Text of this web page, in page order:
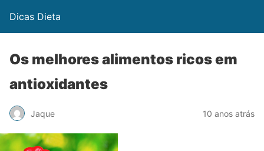
Dicas Dieta
Os melhores alimentos ricos em
antioxidantes
Jaque 10 anos atrás